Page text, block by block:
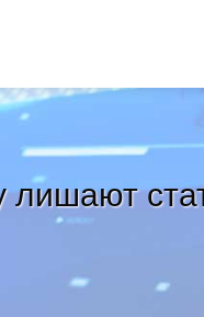
лишают